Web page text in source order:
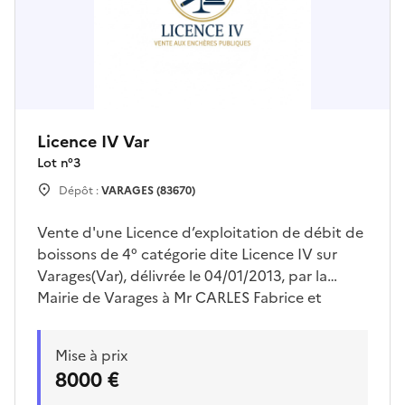
Licence IV Var
Lot n°3
Dépôt :VARAGES (83670)
Vente d'une Licence d’exploitation de débit de
boissons de 4° catégorie dite Licence IV sur
Varages(Var), délivrée le 04/01/2013, par la
Mairie de Varages à Mr CARLES Fabrice et
au sein du département du Var avec accord de
la Préfecture. La licence pourra également être
Mise à prix
8000 €